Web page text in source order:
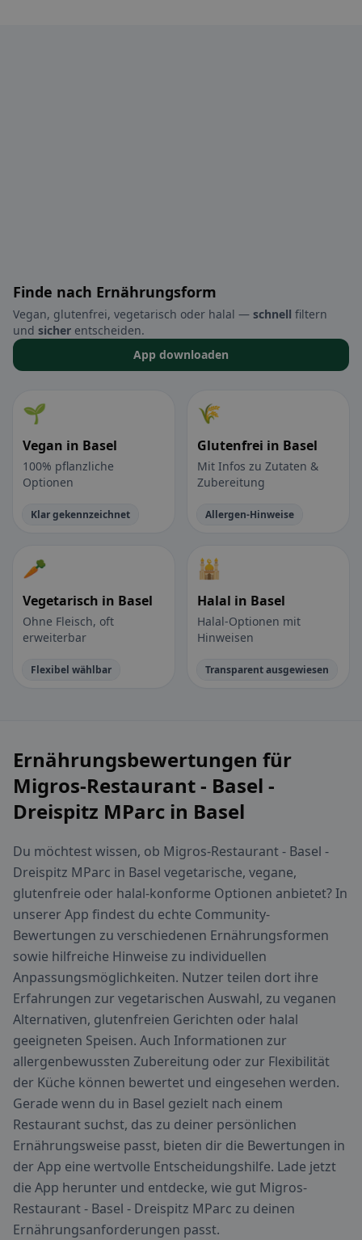
Finde nach Ernährungsform
Vegan, glutenfrei, vegetarisch oder halal — schnell filtern
und sicher entscheiden.
App downloaden
🌱
Vegan in Basel
100% pflanzliche
Optionen
Klar gekennzeichnet
🌾
Glutenfrei in Basel
Mit Infos zu Zutaten &
Zubereitung
Allergen-Hinweise
🥕
Vegetarisch in Basel
Ohne Fleisch, oft
erweiterbar
Flexibel wählbar
🕌
Halal in Basel
Halal-Optionen mit
Hinweisen
Transparent ausgewiesen
Ernährungsbewertungen für
Migros-Restaurant - Basel -
Dreispitz MParc in Basel
Du möchtest wissen, ob Migros-Restaurant - Basel -
Dreispitz MParc in Basel vegetarische, vegane,
glutenfreie oder halal-konforme Optionen anbietet? In
unserer App findest du echte Community-
Bewertungen zu verschiedenen Ernährungsformen
sowie hilfreiche Hinweise zu individuellen
Anpassungsmöglichkeiten. Nutzer teilen dort ihre
Erfahrungen zur vegetarischen Auswahl, zu veganen
Alternativen, glutenfreien Gerichten oder halal
geeigneten Speisen. Auch Informationen zur
allergenbewussten Zubereitung oder zur Flexibilität
der Küche können bewertet und eingesehen werden.
Gerade wenn du in Basel gezielt nach einem
Restaurant suchst, das zu deiner persönlichen
Ernährungsweise passt, bieten dir die Bewertungen in
der App eine wertvolle Entscheidungshilfe. Lade jetzt
die App herunter und entdecke, wie gut Migros-
Restaurant - Basel - Dreispitz MParc zu deinen
Ernährungsanforderungen passt.